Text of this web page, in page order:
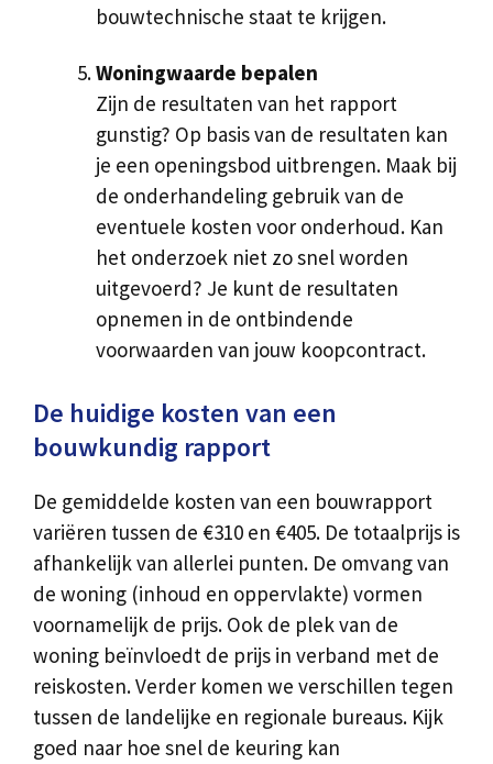
bouwtechnische staat te krijgen.
Woningwaarde bepalen
Zijn de resultaten van het rapport
gunstig? Op basis van de resultaten kan
je een openingsbod uitbrengen. Maak bij
de onderhandeling gebruik van de
eventuele kosten voor onderhoud. Kan
het onderzoek niet zo snel worden
uitgevoerd? Je kunt de resultaten
opnemen in de ontbindende
voorwaarden van jouw koopcontract.
De huidige kosten van een
bouwkundig rapport
De gemiddelde kosten van een bouwrapport
variëren tussen de €310 en €405. De totaalprijs is
afhankelijk van allerlei punten. De omvang van
de woning (inhoud en oppervlakte) vormen
voornamelijk de prijs. Ook de plek van de
woning beïnvloedt de prijs in verband met de
reiskosten. Verder komen we verschillen tegen
tussen de landelijke en regionale bureaus. Kijk
goed naar hoe snel de keuring kan